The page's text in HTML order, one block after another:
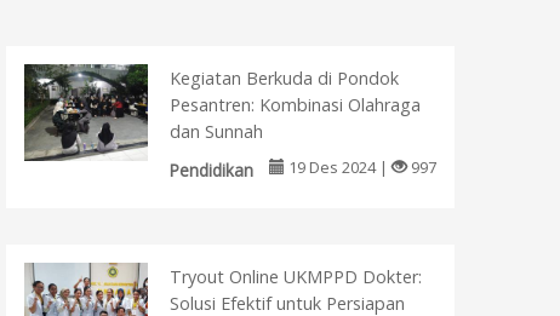
Kegiatan Berkuda di Pondok
Pesantren: Kombinasi Olahraga
dan Sunnah
Pendidikan
19 Des 2024 | 997
Tryout Online UKMPPD Dokter:
Solusi Efektif untuk Persiapan